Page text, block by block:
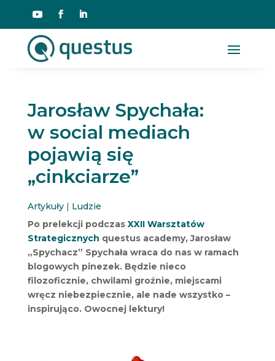
Jarosław Spychała:
w social mediach
pojawią się
„cinkciarze”
Artykuły| Ludzie
Po prelekcji podczas XXII Warsztatów
Strategicznych questus academy, Jarosław
„Spychacz” Spychała wraca do nas w ramach
blogowych pinezek. Będzie nieco
filozoficznie, chwilami groźnie, miejscami
wręcz niebezpiecznie, ale nade wszystko –
inspirująco. Owocnej lektury!